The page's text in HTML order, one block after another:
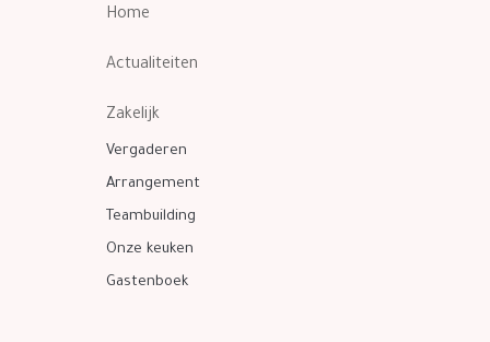
Home
Actualiteiten
Zakelijk
Vergaderen
Arrangement
Teambuilding
Onze keuken
Gastenboek